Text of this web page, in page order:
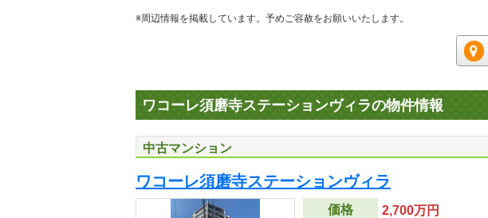
※周辺情報を掲載しています。予めご容赦をお願いいたします。
ワコーレ須磨寺ステーションヴィラの物件情報
中古マンション
ワコーレ須磨寺ステーションヴィラ
価格
2,700万円